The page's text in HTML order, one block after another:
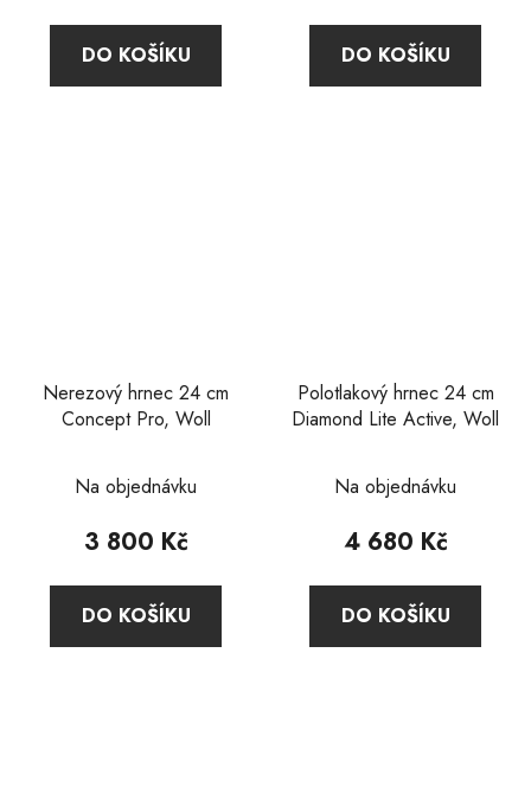
DO KOŠÍKU DO KOŠÍKU
Nerezový hrnec 24 cm
Concept Pro, Woll
hodnocení
produktu
5,0
z
Na objednávku
3 800 Kč
DO KOŠÍKU
Polotlakový hrnec 24 cm
Diamond Lite Active, Woll
hodnocení
produktu
5,0
z
Na objednávku
4 680 Kč
DO KOŠÍKU